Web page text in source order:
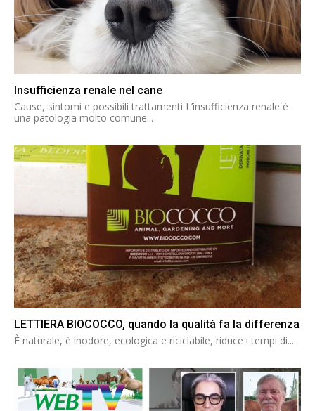
Insufficienza renale nel cane
Cause, sintomi e possibili trattamenti L’insufficienza renale è
una patologia molto comune...
LETTIERA BIOCOCCO, quando la qualità fa la differenza
È naturale, è inodore, ecologica e riciclabile, riduce i tempi di...